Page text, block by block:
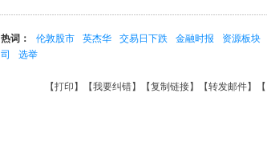
热词： 伦敦股市 英杰华 交易日下跌 金融时报 资源板块
司
选举
【打印 】【我要纠错】【复制链接】【转发邮件】【